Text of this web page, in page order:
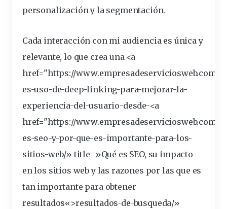
personalización y la segmentación.
Cada interacción con mi audiencia es única y
relevante, lo que crea una <a
href="https://www.empresadeserviciosweb.com/
es-uso-de-deep-linking-para-mejorar-la-
experiencia-del-usuario-desde-<a
href="https://www.empresadeserviciosweb.com/
es-seo-y-por-que-es-importante-para-los-
sitios-web/» title=»Qué es SEO, su impacto
en los sitios web y las razones por las que es
tan importante para obtener
resultados«>resultados-de-busqueda/»